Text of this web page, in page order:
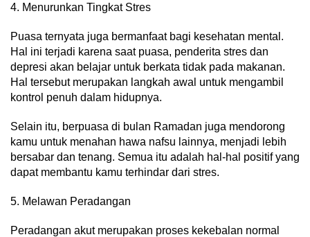
4. Menurunkan Tingkat Stres
Puasa ternyata juga bermanfaat bagi kesehatan mental.
Hal ini terjadi karena saat puasa, penderita stres dan
depresi akan belajar untuk berkata tidak pada makanan.
Hal tersebut merupakan langkah awal untuk mengambil
kontrol penuh dalam hidupnya.
Selain itu, berpuasa di bulan Ramadan juga mendorong
kamu untuk menahan hawa nafsu lainnya, menjadi lebih
bersabar dan tenang. Semua itu adalah hal-hal positif yang
dapat membantu kamu terhindar dari stres.
5. Melawan Peradangan
Peradangan akut merupakan proses kekebalan normal